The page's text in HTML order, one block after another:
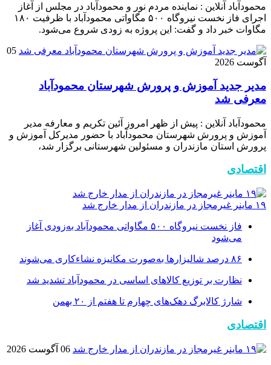
محمودآباد آنلاین : نماینده مردم نور و محمودآباد در مجلس از آغاز
اجرای فاز نخست نیروگاه ۵۰۰ مگاواتی محمودآباد با ظرفیت ۱۸۰
مگاوات خبر داد و گفت: این پروژه به زودی شروع می‌شود.
05
آگوست 2026
مدیر جدید آموزش و پرورش شهرستان محمودآباد
معرفی شد
محمودآباد آنلاین : پیش از ظهر امروز آئین تکریم و معارفه مدیر
آموزش و پرورش شهرستان محمودآباد با حضور مدیرکل آموزش و
پرورش استان مازندران و مسئولین شهرستانی برگزار شد،
اقتصادی
۱۹ ماینر غیرمجاز در مازندران از مدار خارج شد
فاز نخست نیروگاه ۵۰۰ مگاواتی محمودآباد به‌زودی آغاز
می‌شود
۸۶ درصد شالیزارها به‌صورت مکانیزه نشاءکاری می‌شوند
نظارت بر توزیع کالا‌های اساسی در محمودآباد تشدید شد
شارژ کالابرگ دهک‌های چهارم تا هفتم از ۲۰ بهمن
اقتصادی
06 آگوست 2026